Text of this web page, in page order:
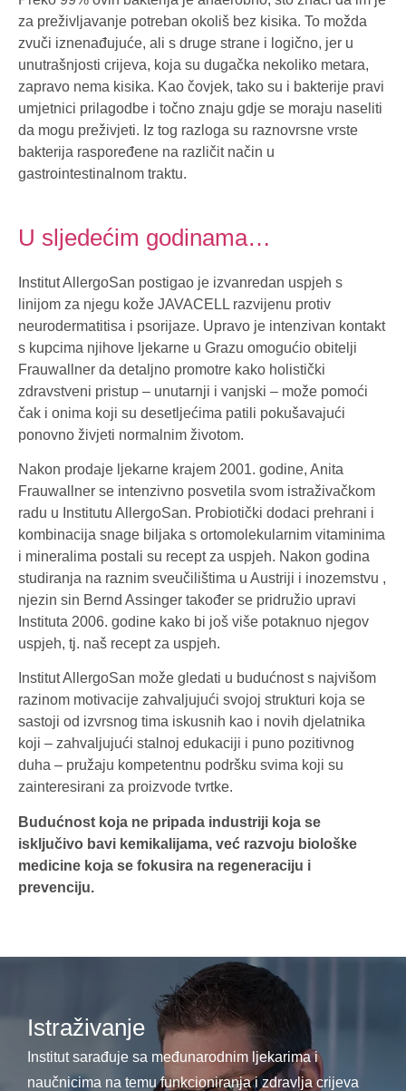
za preživljavanje potreban okoliš bez kisika. To možda
zvuči iznenađujuće, ali s druge strane i logično, jer u
unutrašnjosti crijeva, koja su dugačka nekoliko metara,
zapravo nema kisika. Kao čovjek, tako su i bakterije pravi
umjetnici prilagodbe i točno znaju gdje se moraju naseliti
da mogu preživjeti. Iz tog razloga su raznovrsne vrste
bakterija raspoređene na različit način u
gastrointestinalnom traktu.
U sljedećim godinama…
Institut AllergoSan postigao je izvanredan uspjeh s
linijom za njegu kože JAVACELL razvijenu protiv
neurodermatitisa i psorijaze. Upravo je intenzivan kontakt
s kupcima njihove ljekarne u Grazu omogućio obitelji
Frauwallner da detaljno promotre kako holistički
zdravstveni pristup – unutarnji i vanjski – može pomoći
čak i onima koji su desetljećima patili pokušavajući
ponovno živjeti normalnim životom.
Nakon prodaje ljekarne krajem 2001. godine, Anita
Frauwallner se intenzivno posvetila svom istraživačkom
radu u Institutu AllergoSan. Probiotički dodaci prehrani i
kombinacija snage biljaka s ortomolekularnim vitaminima
i mineralima postali su recept za uspjeh. Nakon godina
studiranja na raznim sveučilištima u Austriji i inozemstvu ,
njezin sin Bernd Assinger također se pridružio upravi
Instituta 2006. godine kako bi još više potaknuo njegov
uspjeh, tj. naš recept za uspjeh.
Institut AllergoSan može gledati u budućnost s najvišom
razinom motivacije zahvaljujući svojoj strukturi koja se
sastoji od izvrsnog tima iskusnih kao i novih djelatnika
koji – zahvaljujući stalnoj edukaciji i puno pozitivnog
duha – pružaju kompetentnu podršku svima koji su
zainteresirani za proizvode tvrtke.
Budućnost koja ne pripada industriji koja se
isključivo bavi kemikalijama, već razvoju biološke
medicine koja se fokusira na regeneraciju i
prevenciju.
Istraživanje
Institut sarađuje sa međunarodnim ljekarima i
naučnicima na temu funkcioniranja i zdravlja crijeva